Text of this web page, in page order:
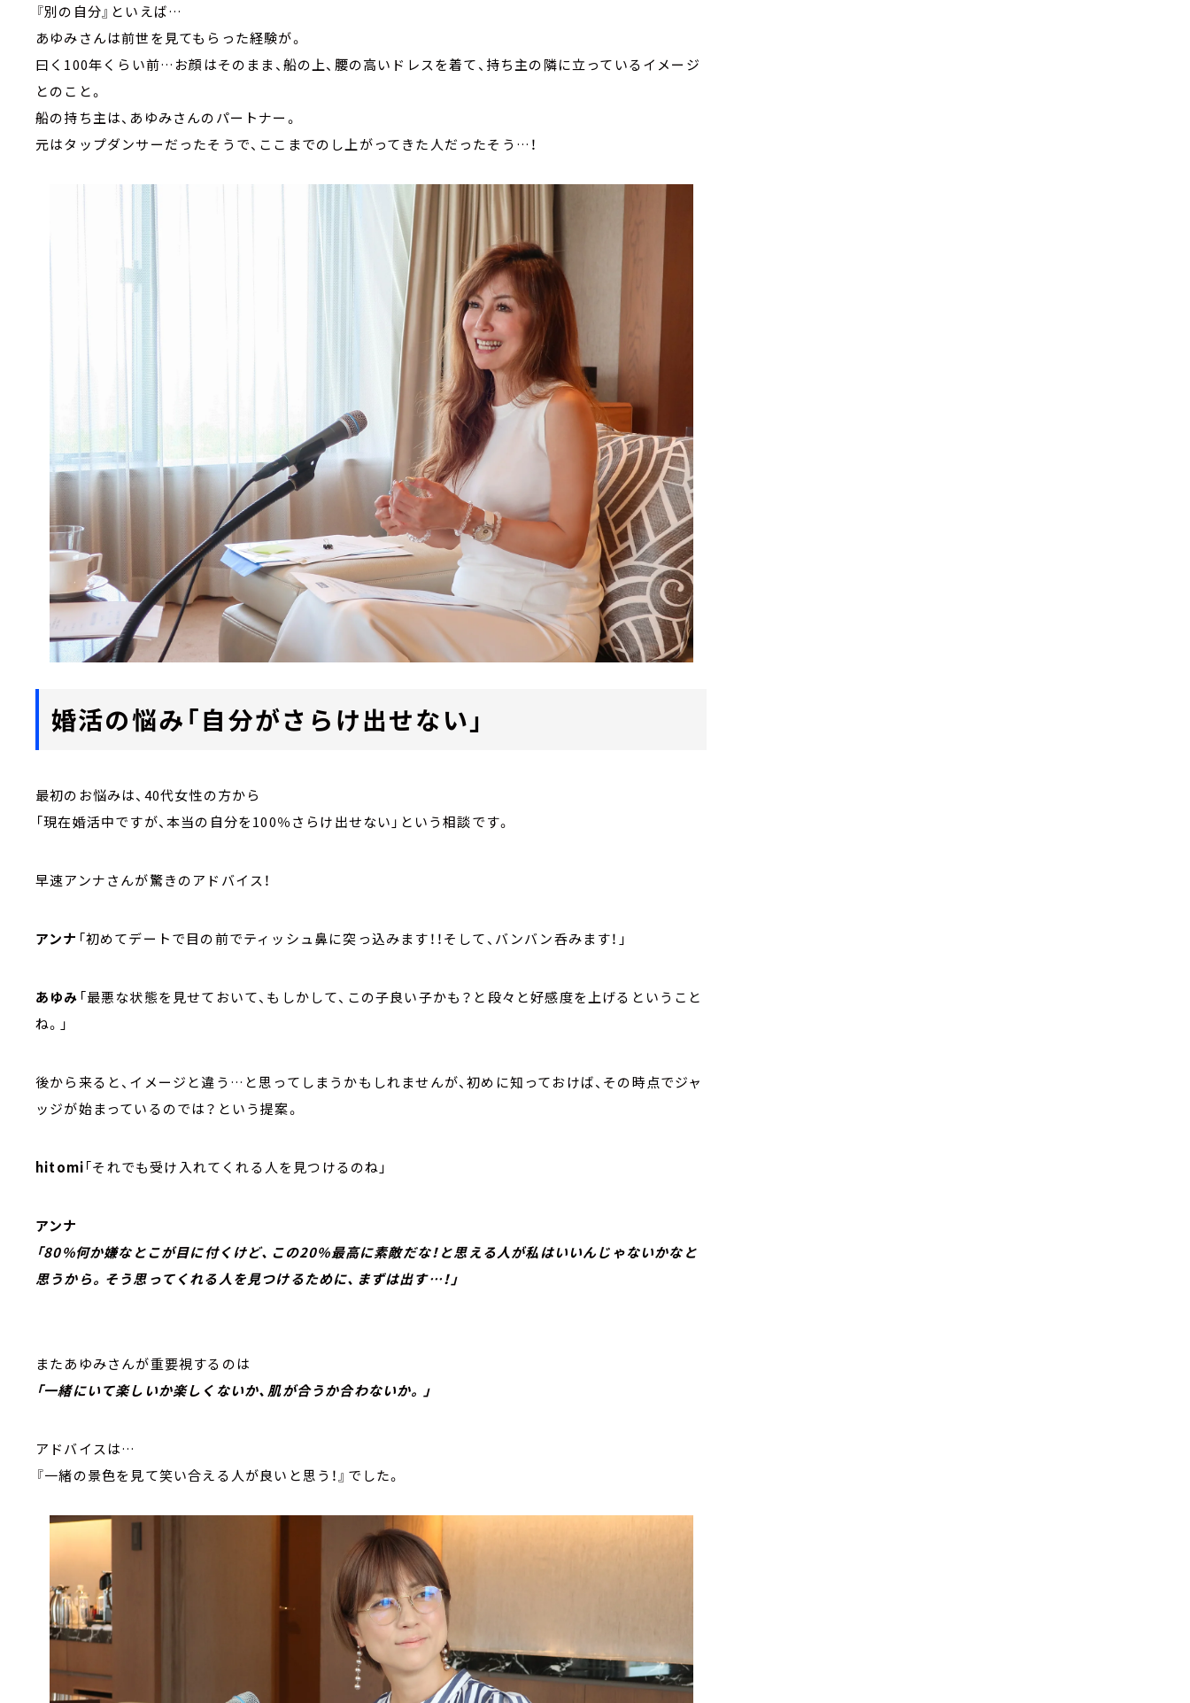
『別の自分』といえば…
あゆみさんは前世を見てもらった経験が。
曰く100年くらい前…お顔はそのまま、船の上、腰の高いドレスを着て、持ち主の隣に立っているイメージ
とのこと。
船の持ち主は、あゆみさんのパートナー。
元はタップダンサーだったそうで、ここまでのし上がってきた人だったそう…！
婚活の悩み「自分がさらけ出せない」
最初のお悩みは、40代女性の方から
「現在婚活中ですが、本当の自分を100％さらけ出せない」という相談です。
早速アンナさんが驚きのアドバイス！
アンナ 「初めてデートで目の前でティッシュ鼻に突っ込みます！！そして、バンバン呑みます！」
あゆみ 「最悪な状態を見せておいて、もしかして、この子良い子かも？と段々と好感度を上げるということ
ね。」
後から来ると、イメージと違う…と思ってしまうかもしれませんが、初めに知っておけば、その時点でジャ
ッジが始まっているのでは？という提案。
hitomi「それでも受け入れてくれる人を見つけるのね」
アンナ
「80%何か嫌なとこが目に付くけど、この20%最高に素敵だな！と思える人が私はいいんじゃないかなと
思うから。そう思ってくれる人を見つけるために、まずは出す…！」
またあゆみさんが重要視するのは
「一緒にいて楽しいか楽しくないか、肌が合うか合わないか。」
アドバイスは…
『一緒の景色を見て笑い合える人が良いと思う！』でした。